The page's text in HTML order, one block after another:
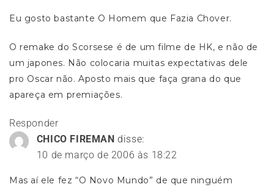
Eu gosto bastante O Homem que Fazia Chover.
O remake do Scorsese é de um filme de HK, e não de
um japones. Não colocaria muitas expectativas dele
pro Oscar não. Aposto mais que faça grana do que
apareça em premiações.
Responder
CHICO FIREMAN disse:
10 de março de 2006 às 18:22
Mas aí ele fez “O Novo Mundo” de que ninguém